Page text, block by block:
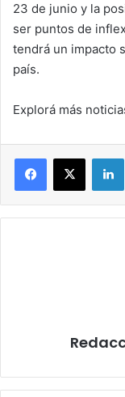
23 de junio y la
ser puntos de
tendrá un impacto
país.
Explorá más
Facebook
X